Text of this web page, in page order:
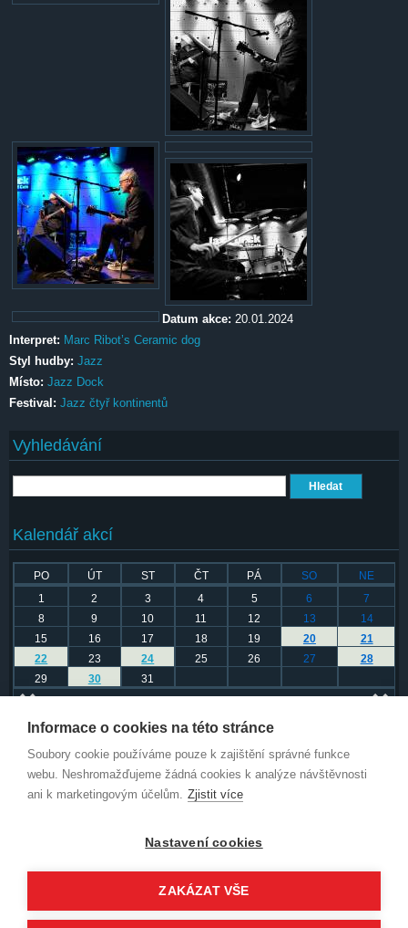
Datum akce: 20.01.2024
Interpret: Marc Ribot’s Ceramic dog
Styl hudby: Jazz
Místo: Jazz Dock
Festival: Jazz čtyř kontinentů
Vyhledávání
Kalendář akcí
PO ÚT ST ČT PÁ SO
NE
1
2 3 4 5 6
7
8
9 10 11 12 13
14
15
16 17 18 19 20
21
22
23 24 25 26 27
28
29
30 31
Další obsah autora
Za necelý měsíc se otevřou brány trutnovského Bojiště!
Béla Fleck, Edmar Castañeda, Antonio Sanchez
Pade de - BraAgas, Sugarcutes, Zimnice
Informace o cookies na této stránce
Soubory cookie používáme pouze k zajištění správné funkce
webu. Neshromažďujeme žádná cookies k analýze návštěvnosti
ani k marketingovým účelům. Zjistit více
Nastavení cookies
ZAKÁZAT VŠE